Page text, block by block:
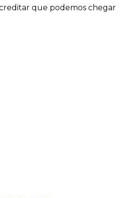
que podemos chegar